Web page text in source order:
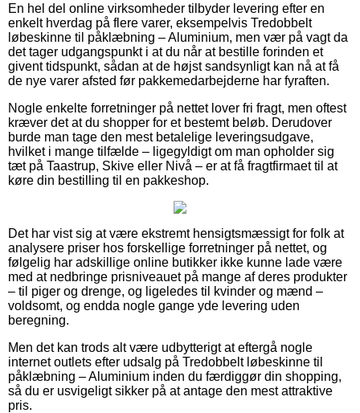
En hel del online virksomheder tilbyder levering efter en
enkelt hverdag på flere varer, eksempelvis Tredobbelt
løbeskinne til påklæbning – Aluminium, men vær på vagt da
det tager udgangspunkt i at du når at bestille forinden et
givent tidspunkt, sådan at de højst sandsynligt kan nå at få
de nye varer afsted før pakkemedarbejderne har fyraften.
Nogle enkelte forretninger på nettet lover fri fragt, men oftest
kræver det at du shopper for et bestemt beløb. Derudover
burde man tage den mest betalelige leveringsudgave,
hvilket i mange tilfælde – ligegyldigt om man opholder sig
tæt på Taastrup, Skive eller Nivå – er at få fragtfirmaet til at
køre din bestilling til en pakkeshop.
Det har vist sig at være ekstremt hensigtsmæssigt for folk at
analysere priser hos forskellige forretninger på nettet, og
følgelig har adskillige online butikker ikke kunne lade være
med at nedbringe prisniveauet på mange af deres produkter
– til piger og drenge, og ligeledes til kvinder og mænd –
voldsomt, og endda nogle gange yde levering uden
beregning.
Men det kan trods alt være udbytterigt at eftergå nogle
internet outlets efter udsalg på Tredobbelt løbeskinne til
påklæbning – Aluminium inden du færdiggør din shopping,
så du er usvigeligt sikker på at antage den mest attraktive
pris.